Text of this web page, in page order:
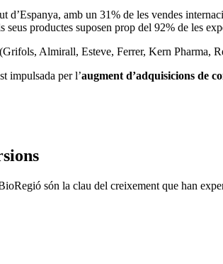
amb un 31% de les vendes
seus productes suposen prop del 92% de les
Almirall, Esteve, Ferrer, Kern Pharma,
impulsada per l’augment d’adquisicions de
són la clau del creixement que han